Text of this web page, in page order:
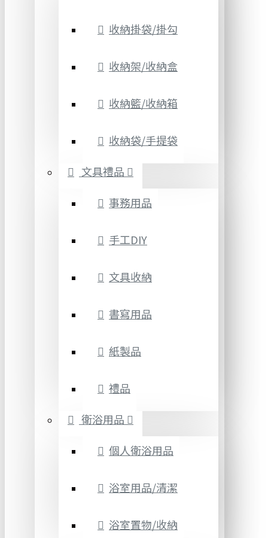
收納掛袋/掛勾
收納架/收納盒
收納籃/收納箱
收納袋/手提袋
文具禮品
事務用品
手工DIY
文具收納
書寫用品
紙製品
禮品
衛浴用品
個人衛浴用品
浴室用品/清潔
浴室置物/收納